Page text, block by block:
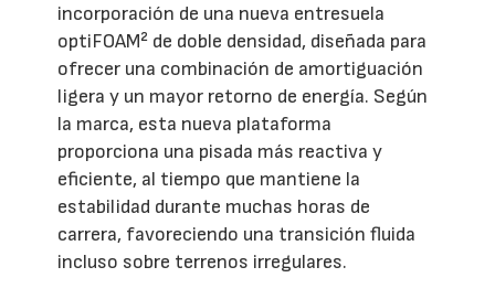
incorporación de una nueva entresuela
optiFOAM² de doble densidad, diseñada para
ofrecer una combinación de amortiguación
ligera y un mayor retorno de energía. Según
la marca, esta nueva plataforma
proporciona una pisada más reactiva y
eficiente, al tiempo que mantiene la
estabilidad durante muchas horas de
carrera, favoreciendo una transición fluida
incluso sobre terrenos irregulares.